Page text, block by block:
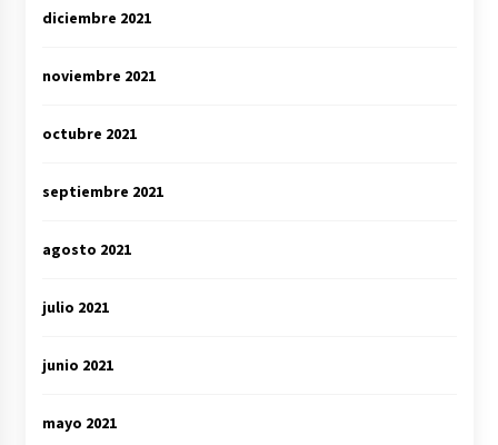
diciembre 2021
noviembre 2021
octubre 2021
septiembre 2021
agosto 2021
julio 2021
junio 2021
mayo 2021